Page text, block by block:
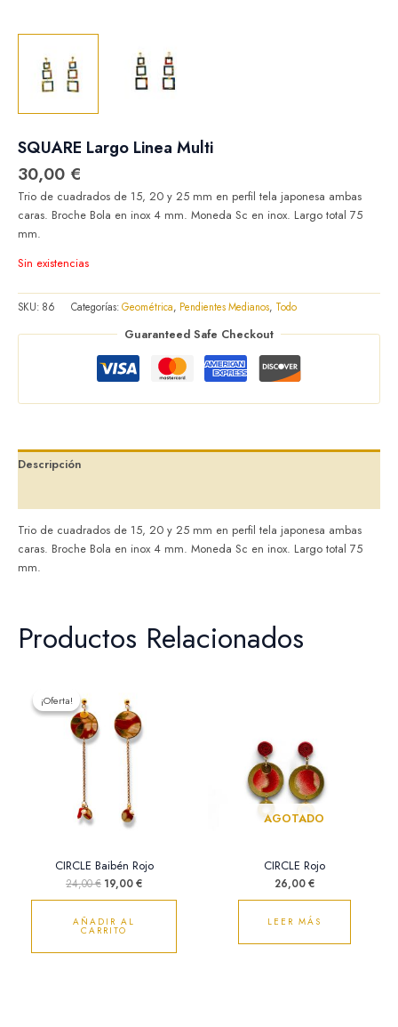
SQUARE Largo Linea Multi
30,00 €
Trio de cuadrados de 15, 20 y 25 mm en perfil tela japonesa ambas
caras. Broche Bola en inox 4 mm. Moneda Sc en inox. Largo total 75
mm.
Sin existencias
SKU: 86 Categorías:Geométrica, Pendientes Medianos, Todo
Guaranteed Safe Checkout
Descripción
Trio de cuadrados de 15, 20 y 25 mm en perfil tela japonesa ambas
caras. Broche Bola en inox 4 mm. Moneda Sc en inox. Largo total 75
mm.
Productos Relacionados
¡Oferta!
¡Oferta!
CIRCLE Baibén Rojo
24,00€
original
era:
24,00 €.
19,00€
19,00 €.
AÑADIR AL
CARRITO
AGOTADO
CIRCLE Rojo
26,00€
LEER MÁS